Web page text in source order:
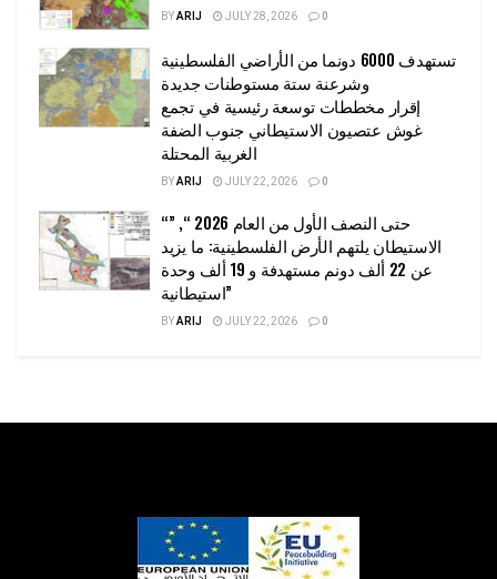
BYARIJ JULY 28, 2026 0
تستهدف 6000 دونما من الأراضي الفلسطينية
وشرعنة ستة مستوطنات جديدة
إقرار مخططات توسعة رئيسية في تجمع
غوش عتصيون الاستيطاني جنوب الضفة
الغربية المحتلة
BYARIJ JULY 22, 2026 0
“حتى النصف الأول من العام 2026 “, ”
الاستيطان يلتهم الأرض الفلسطينية: ما يزيد
عن 22 ألف دونم مستهدفة و 19 ألف وحدة
استيطانية”
BYARIJ JULY 22, 2026 0